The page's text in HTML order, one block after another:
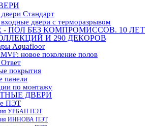
Стандарт
двери с терморазрывом
- ПОЛ БЕЗ КОМПРОМИССОВ. 10 ЛЕТ
И 290 ДЕКОРОВ
Aquafloor
новое поколение полов
покрытия
панели
по монтажу
ДВЕРИ
ПЭТ
УРБАН ПЭТ
ИННОВА ПЭТ